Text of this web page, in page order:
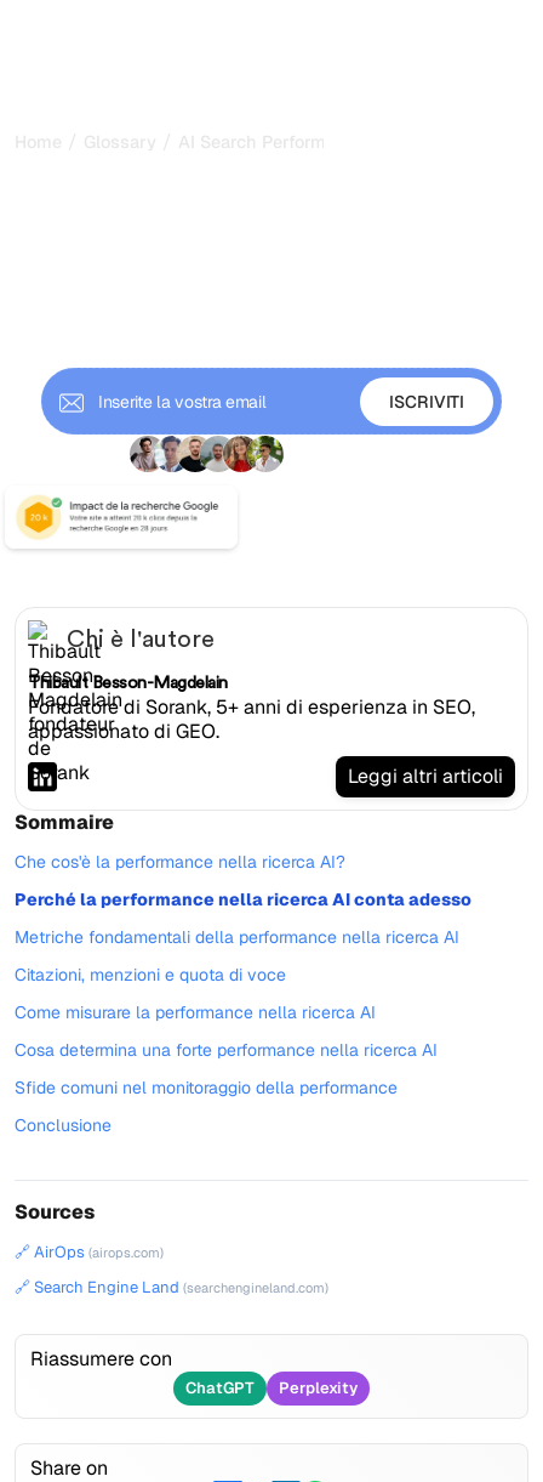
Home / Glossary / AI Search Performance
Chi è l'autore
Thibault Besson-Magdelain
Fondatore di Sorank, 5+ anni di esperienza in SEO,
appassionato di GEO.
Leggi altri articoli
Sommaire
Che cos'è la performance nella ricerca AI?
Perché la performance nella ricerca AI conta adesso
Metriche fondamentali della performance nella ricerca AI
Citazioni, menzioni e quota di voce
Come misurare la performance nella ricerca AI
Cosa determina una forte performance nella ricerca AI
Sfide comuni nel monitoraggio della performance
Conclusione
Sources
🔗 AirOps (airops.com)
🔗 Search Engine Land (searchengineland.com)
Riassumere con
ChatGPT Perplexity
Share on